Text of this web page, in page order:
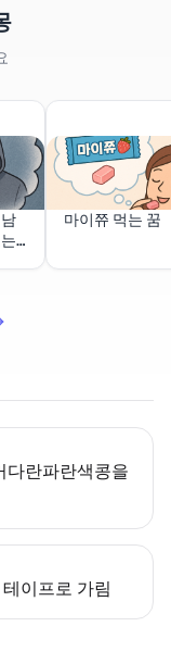
마이쮸 먹는 꿈
다란파란색콩을
이프로 가림